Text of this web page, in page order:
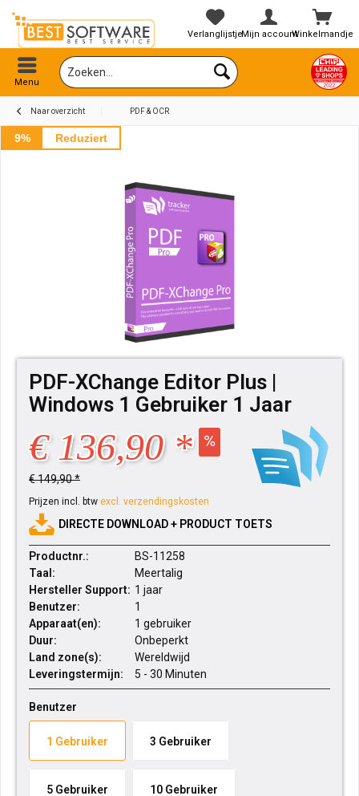
Winkelmandje
VerlanglijstjeMijn account
Menu
Naar overzicht PDF & OCR
9% Reduziert
PDF-XChange Editor Plus |
Windows 1 Gebruiker 1 Jaar
€ 136,90 *
€ 149,90 *
Prijzen incl. btw excl. verzendingskosten
DIRECTE DOWNLOAD + PRODUCT TOETS
Productnr.:
BS-11258
Taal:
Meertalig
Hersteller Support: 1 jaar
Benutzer:
1
Apparaat(en):
1 gebruiker
Duur:
Onbeperkt
Land zone(s):
Wereldwijd
Leveringstermijn:
5 - 30 Minuten
Benutzer
1 Gebruiker 3 Gebruiker
5 Gebruiker 10 Gebruiker